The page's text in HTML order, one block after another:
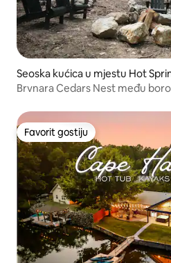
Seoska kućica u mjestu Hot
Brvnara Cedars Nest među
Favorit gostiju
Favorit gostiju